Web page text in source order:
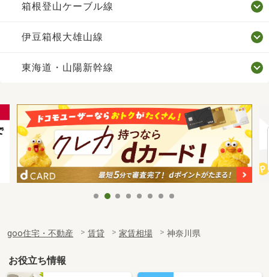
箱根登山ケーブル線
伊豆箱根大雄山線
東海道・山陽新幹線
goo住宅・不動産 賃貸 家賃相場 神奈川県
お役立ち情報